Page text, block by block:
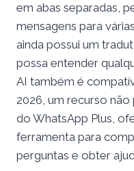
em abas separadas,
mensagens para
ainda possui um
possa entender
AI também é
2026, um recurso
do WhatsApp Plus,
ferramenta para
perguntas e obter